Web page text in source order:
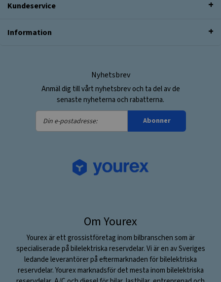
Kundeservice
Information
Nyhetsbrev
Anmäl dig till vårt nyhetsbrev och ta del av de
senaste nyheterna och rabatterna.
Din
e-
Abonner
Om Yourex
Yourex är ett grossistföretag inom bilbranschen som är
specialiserade på bilelektriska reservdelar. Vi är en av Sveriges
ledande leverantörer på eftermarknaden för bilelektriska
reservdelar. Yourex marknadsför det mesta inom bilelektriska